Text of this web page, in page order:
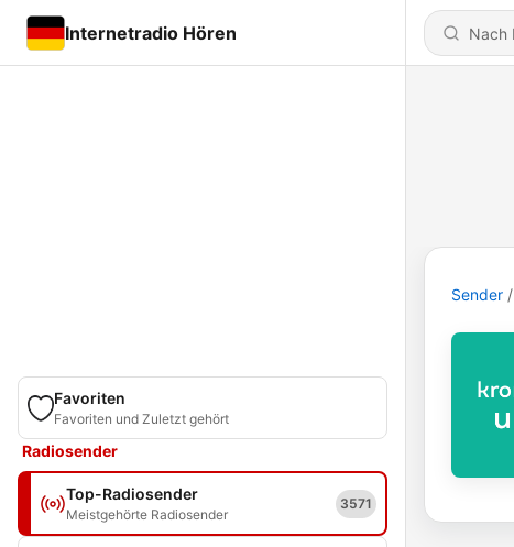
Internetradio Hören
Favoriten
Favoriten und Zuletzt gehört
Radiosender
Top-Radiosender
Meistgehörte Radiosender
3571
Sender